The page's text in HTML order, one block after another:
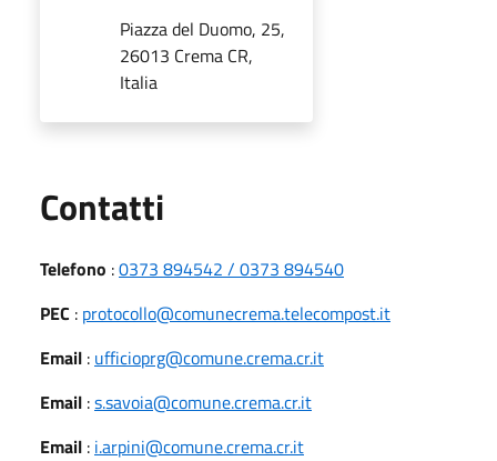
Piazza del Duomo, 25,
26013 Crema CR,
Italia
Contatti
Telefono :0373 894542 / 0373 894540
PEC : protocollo@comunecrema.telecompost.it
Email : ufficioprg@comune.crema.cr.it
Email :s.savoia@comune.crema.cr.it
Email : i.arpini@comune.crema.cr.it